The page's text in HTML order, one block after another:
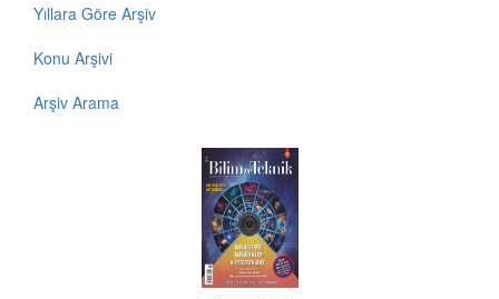
Yıllara Göre Arşiv
Konu Arşivi
Arşiv Arama